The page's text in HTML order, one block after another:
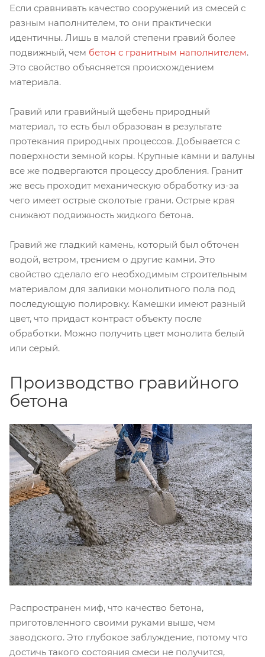
Если сравнивать качество сооружений из смесей с
разным наполнителем, то они практически
идентичны. Лишь в малой степени гравий более
подвижный, чем бетон с гранитным наполнителем.
Это свойство объясняется происхождением
материала.
Гравий или гравийный щебень природный
материал, то есть был образован в результате
протекания природных процессов. Добывается с
поверхности земной коры. Крупные камни и валуны
все же подвергаются процессу дробления. Гранит
же весь проходит механическую обработку из-за
чего имеет острые сколотые грани. Острые края
снижают подвижность жидкого бетона.
Гравий же гладкий камень, который был обточен
водой, ветром, трением о другие камни. Это
свойство сделало его необходимым строительным
материалом для заливки монолитного пола под
последующую полировку. Камешки имеют разный
цвет, что придаст контраст объекту после
обработки. Можно получить цвет монолита белый
или серый.
Производство гравийного
бетона
Распространен миф, что качество бетона,
приготовленного своими руками выше, чем
заводского. Это глубокое заблуждение, потому что
достичь такого состояния смеси не получится,